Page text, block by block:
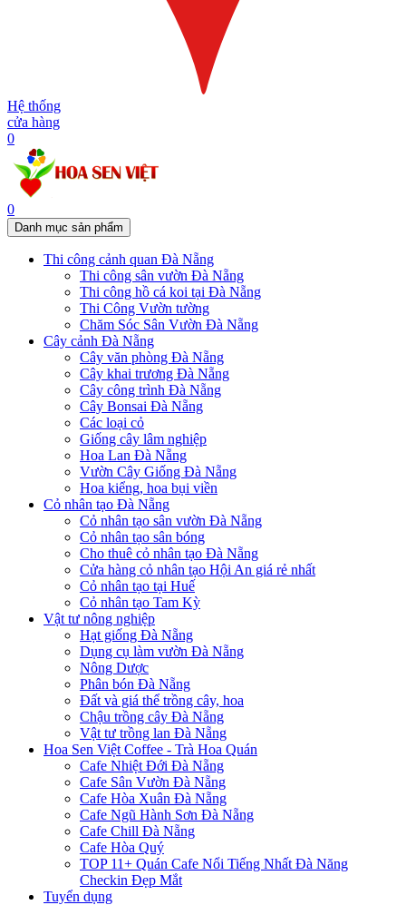
Hệ thống
cửa hàng
0
0
Danh mục sản phẩm
Thi công cảnh quan Đà Nẵng
Thi công sân vườn Đà Nẵng
Thi công hồ cá koi tại Đà Nẵng
Thi Công Vườn tường
Chăm Sóc Sân Vườn Đà Nẵng
Cây cảnh Đà Nẵng
Cây văn phòng Đà Nẵng
Cây khai trương Đà Nẵng
Cây công trình Đà Nẵng
Cây Bonsai Đà Nẵng
Các loại cỏ
Giống cây lâm nghiệp
Hoa Lan Đà Nẵng
Vườn Cây Giống Đà Nẵng
Hoa kiểng, hoa bụi viền
Cỏ nhân tạo Đà Nẵng
Cỏ nhân tạo sân vườn Đà Nẵng
Cỏ nhân tạo sân bóng
Cho thuê cỏ nhân tạo Đà Nẵng
Cửa hàng cỏ nhân tạo Hội An giá rẻ nhất
Cỏ nhân tạo tại Huế
Cỏ nhân tạo Tam Kỳ
Vật tư nông nghiệp
Hạt giống Đà Nẵng
Dụng cụ làm vườn Đà Nẵng
Nông Dược
Phân bón Đà Nẵng
Đất và giá thể trồng cây, hoa
Chậu trồng cây Đà Nẵng
Vật tư trồng lan Đà Nẵng
Hoa Sen Việt Coffee - Trà Hoa Quán
Cafe Nhiệt Đới Đà Nẵng
Cafe Sân Vườn Đà Nẵng
Cafe Hòa Xuân Đà Nẵng
Cafe Ngũ Hành Sơn Đà Nẵng
Cafe Chill Đà Nẵng
Cafe Hòa Quý
TOP 11+ Quán Cafe Nổi Tiếng Nhất Đà Năng
Checkin Đẹp Mắt
Tuyển dụng